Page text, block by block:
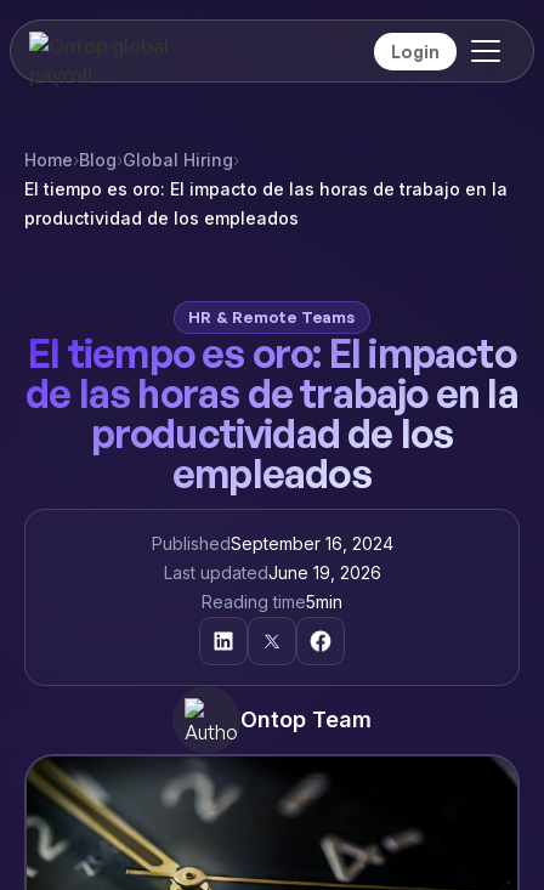
Login
Home›Blog›Global Hiring›
El tiempo es oro: El impacto de las horas de trabajo en la
productividad de los empleados
HR & Remote Teams
El tiempo es oro: El impacto
de las horas de trabajo en la
productividad de los
empleados
PublishedSeptember 16, 2024
Last updatedJune 19, 2026
Reading time5min
Ontop Team